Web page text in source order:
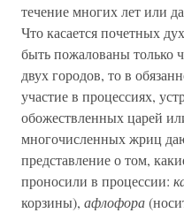
течение многих лет или
Что касается почетных
быть пожалованы только
двух городов, то в
участие в процессиях,
обожествленных царей
многочисленных жриц
представление о том,
проносили в процессии:
корзины), афлофора